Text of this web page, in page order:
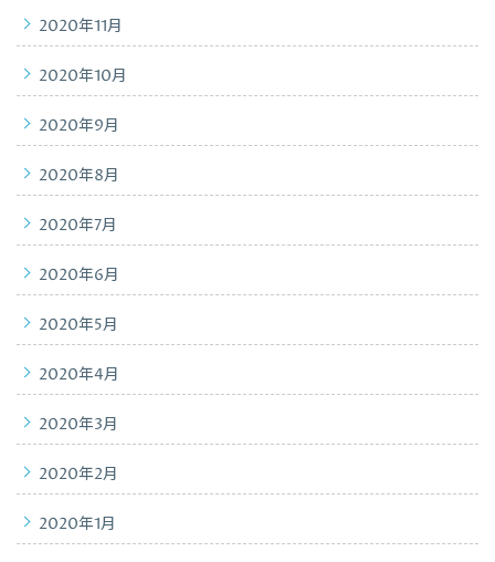
2020年11月
2020年10月
2020年9月
2020年8月
2020年7月
2020年6月
2020年5月
2020年4月
2020年3月
2020年2月
2020年1月